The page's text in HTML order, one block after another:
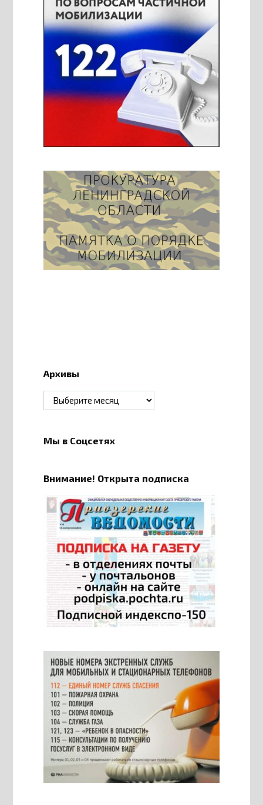
Архивы
Архивы
Мы в Соцсетях
Внимание! Открыта подписка